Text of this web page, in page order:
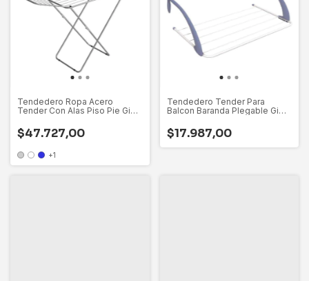
Tendedero Ropa Acero
Tender Con Alas Piso Pie Gimi
$47.727,00
+1
Tendedero Tender Para
Balcon Baranda Plegable Gimi
$17.987,00